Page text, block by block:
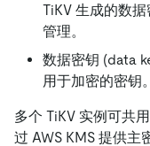
TiKV 生成的数
管理。
数据密钥 (data
用于加密的密钥。
多个 TiKV 实例可共
过 AWS KMS 提供主